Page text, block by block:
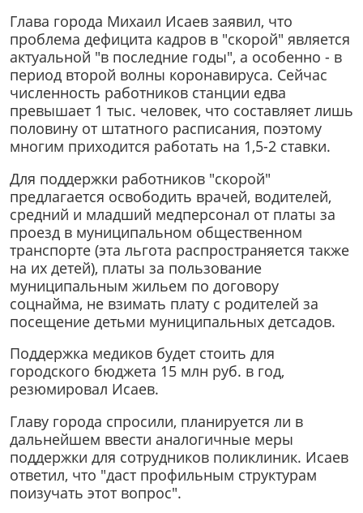
Глава города Михаил Исаев заявил, что
проблема дефицита кадров в "скорой" является
актуальной "в последние годы", а особенно - в
период второй волны коронавируса. Сейчас
численность работников станции едва
превышает 1 тыс. человек, что составляет лишь
половину от штатного расписания, поэтому
многим приходится работать на 1,5-2 ставки.
Для поддержки работников "скорой"
предлагается освободить врачей, водителей,
средний и младший медперсонал от платы за
проезд в муниципальном общественном
транспорте (эта льгота распространяется также
на их детей), платы за пользование
муниципальным жильем по договору
соцнайма, не взимать плату с родителей за
посещение детьми муниципальных детсадов.
Поддержка медиков будет стоить для
городского бюджета 15 млн руб. в год,
резюмировал Исаев.
Главу города спросили, планируется ли в
дальнейшем ввести аналогичные меры
поддержки для сотрудников поликлиник. Исаев
ответил, что "даст профильным структурам
поизучать этот вопрос".